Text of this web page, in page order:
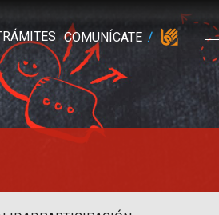
COMUNÍCATE